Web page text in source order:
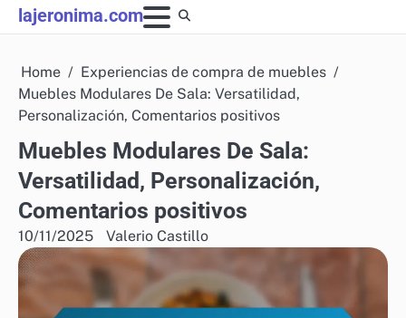
Skip
to
lajeronima.com
Home
Experiencias de compra de muebles
Muebles Modulares De Sala: Versatilidad,
Personalización, Comentarios positivos
Muebles Modulares De Sala:
Versatilidad, Personalización,
Comentarios positivos
10/11/2025 Valerio Castillo